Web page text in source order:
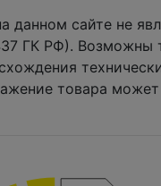
данном сайте не
ГК РФ). Возможны
товара может